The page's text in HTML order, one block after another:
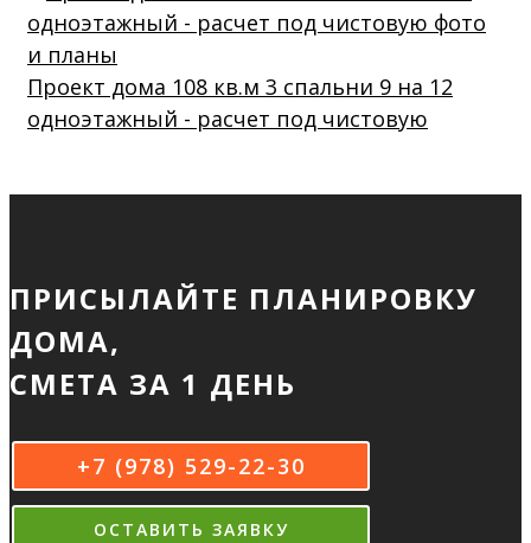
Проект дома 108 кв.м 3 спальни 9 на 12
одноэтажный - расчет под чистовую
ПРИСЫЛАЙТЕ ПЛАНИРОВКУ
ДОМА,
СМЕТА ЗА 1 ДЕНЬ
+7 (978) 529-22-30
ОСТАВИТЬ ЗАЯВКУ